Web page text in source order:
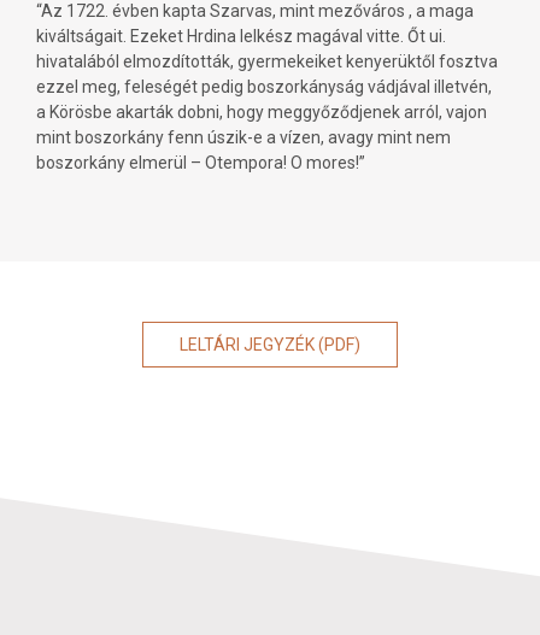
“Az 1722. évben kapta Szarvas, mint mezőváros , a maga
kiváltságait. Ezeket Hrdina lelkész magával vitte. Őt ui.
hivatalából elmozdították, gyermekeiket kenyerüktől fosztva
ezzel meg, feleségét pedig boszorkányság vádjával illetvén,
a Körösbe akarták dobni, hogy meggyőződjenek arról, vajon
mint boszorkány fenn úszik-e a vízen, avagy mint nem
boszorkány elmerül – Otempora! O mores!”
LELTÁRI JEGYZÉK (PDF)